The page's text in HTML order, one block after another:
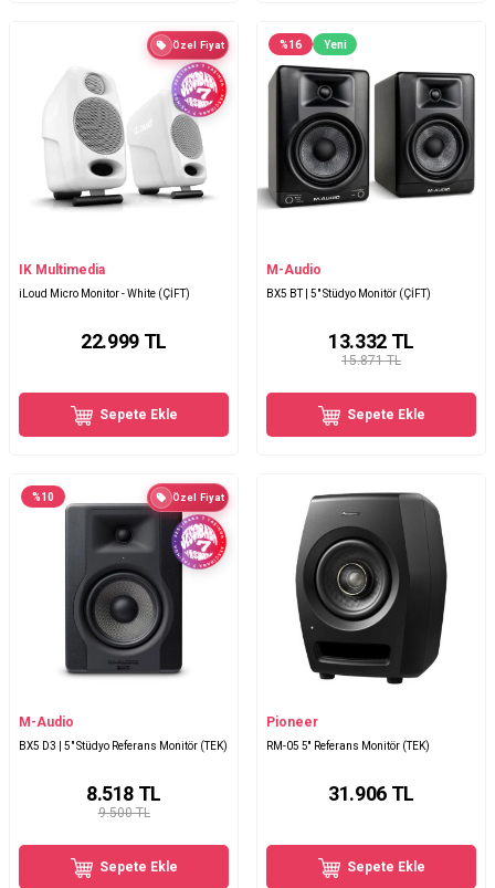
Özel Fiyat
IK Multimedia
iLoud Micro Monitor - White (ÇİFT)
22.999TL
Sepete Ekle
%16 Yeni
M-Audio
BX5 BT | 5" Stüdyo Monitör (ÇİFT)
15.871 TL
13.332TL
Sepete Ekle
%10 Özel Fiyat
M-Audio
BX5 D3 | 5" Stüdyo Referans Monitör (TEK)
9.500 TL
8.518 TL
Sepete Ekle
Pioneer
RM-05 5'' Referans Monitör (TEK)
31.906TL
Sepete Ekle